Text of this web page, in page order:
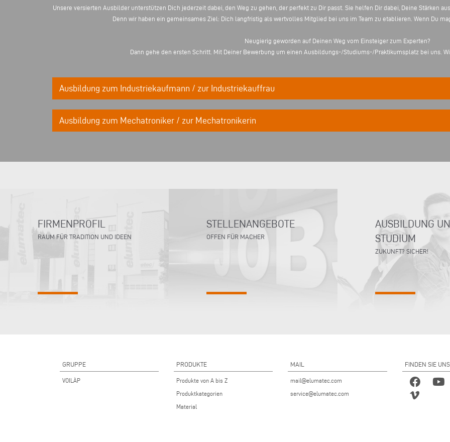
Unsere versierten Ausbilder unterstützen Dich jederzeit dabei, den Weg zu gehen, der perfekt zu Dir passt. Sie helfen Dir dabei, Deine Stärken
Denn wir haben ein gemeinsames Ziel: Dich langfristig als wertvolles Mitglied bei uns im Team zu etablieren. Wenn Du
Neugierig geworden auf Deinen Weg vom Einsteiger zum Experten?
Dann gehe den ersten Schritt. Mit Deiner Bewerbung um einen Ausbildungs-/Studiums-/Praktikumsplatz bei uns.
Ausbildung zum Industriekaufmann / zur Industriekauffrau
Ausbildung zum Mechatroniker / zur Mechatronikerin
FIRMENPROFIL
RAUM FÜR TRADITION UND IDEEN
STELLENANGEBOTE
OFFEN FÜR MACHER
AUSBILDUNG
STUDIUM
ZUKUNFT? SICHER!
GRUPPE
VOILÀP
PRODUKTE
Produkte von A bis Z
Produktkategorien
Material
MAIL
mail@elumatec.com
service@elumatec.com
FINDEN SIE